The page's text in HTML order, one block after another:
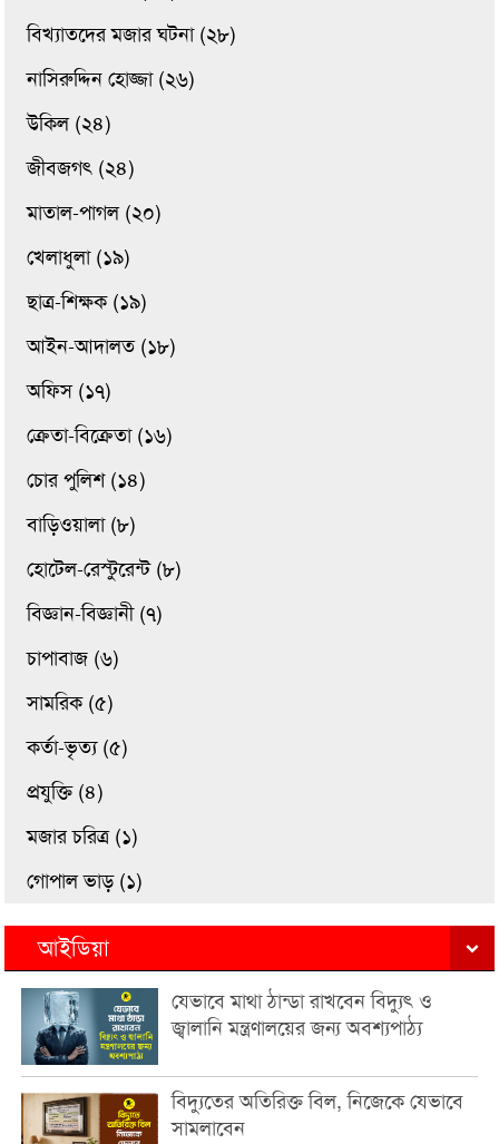
বিখ্যাতদের মজার ঘটনা (২৮)
নাসিরুদ্দিন হোজ্জা (২৬)
উকিল (২৪)
জীবজগৎ (২৪)
মাতাল-পাগল (২০)
খেলাধুলা (১৯)
ছাত্র-শিক্ষক (১৯)
আইন-আদালত (১৮)
অফিস (১৭)
ক্রেতা-বিক্রেতা (১৬)
চোর পুলিশ (১৪)
বাড়িওয়ালা (৮)
হোটেল-রেস্টুরেন্ট (৮)
বিজ্ঞান-বিজ্ঞানী (৭)
চাপাবাজ (৬)
সামরিক (৫)
কর্তা-ভৃত্য (৫)
প্রযুক্তি (৪)
মজার চরিত্র (১)
গোপাল ভাড় (১)
আইডিয়া
যেভাবে মাথা ঠান্ডা রাখবেন বিদ্যুৎ ও
জ্বালানি মন্ত্রণালয়ের জন্য অবশ্যপাঠ্য
বিদ্যুতের অতিরিক্ত বিল, নিজেকে যেভাবে
সামলাবেন